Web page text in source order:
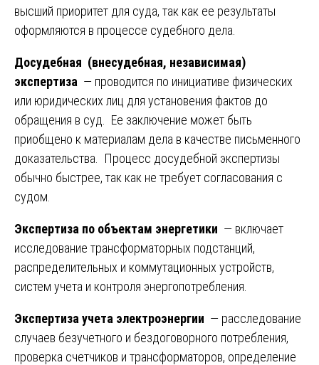
высший приоритет для суда, так как ее результаты
оформляются в процессе судебного дела.
Досудебная (внесудебная, независимая)
экспертиза — проводится по инициативе физических
или юридических лиц для установения фактов до
обращения в суд. Ее заключение может быть
приобщено к материалам дела в качестве письменного
доказательства. Процесс досудебной экспертизы
обычно быстрее, так как не требует согласования с
судом.
Экспертиза по объектам энергетики — включает
исследование трансформаторных подстанций,
распределительных и коммутационных устройств,
систем учета и контроля энергопотребления.
Экспертиза учета электроэнергии — расследование
случаев безучетного и бездоговорного потребления,
проверка счетчиков и трансформаторов, определение